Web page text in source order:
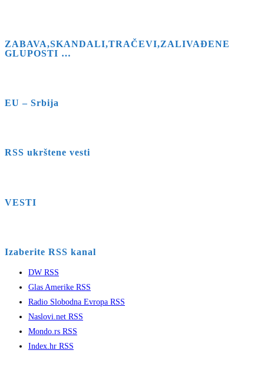
ZABAVA,SKANDALI,TRAČEVI,ZALIVAĐENE
GLUPOSTI …
EU – Srbija
RSS ukrštene vesti
VESTI
Izaberite RSS kanal
DW RSS
Glas Amerike RSS
Radio Slobodna Evropa RSS
Naslovi.net RSS
Mondo.rs RSS
Index.hr RSS